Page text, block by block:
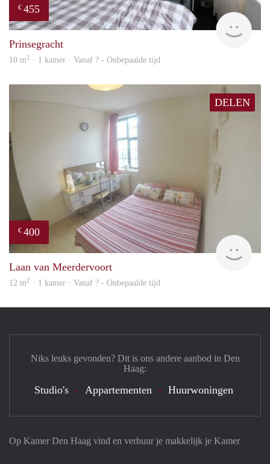
€ 455
Prinsegracht
10 m2 · 1 kamer · Vanaf ? - Onbepaalde tijd
DELEN
€ 400
Laan van Meerdervoort
12 m2 · 1 kamer · Vanaf ? - Onbepaalde tijd
Op Kamer Den Haag vind en verhuur je makkelijk je Kamer
Niks leuks gevonden? Dit is ons andere aanbod in Den
Haag:
Studio's Appartementen Huurwoningen